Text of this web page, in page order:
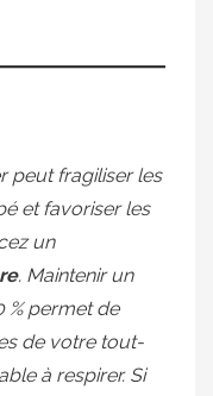
peut fragiliser les
et favoriser les
un
. Maintenir un
% permet de
de votre tout-
à respirer. Si